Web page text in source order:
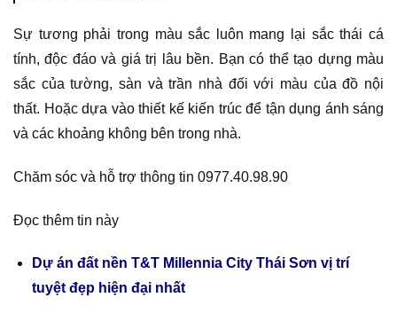
Sự tương phải trong màu sắc luôn mang lại sắc thái cá
tính, độc đáo và giá trị lâu bền. Bạn có thể tạo dựng màu
sắc của tường, sàn và trần nhà đối với màu của đồ nội
thất. Hoặc dựa vào thiết kế kiến trúc để tận dụng ánh sáng
và các khoảng không bên trong nhà.
Chăm sóc và hỗ trợ thông tin 0977.40.98.90
Đọc thêm tin này
Dự án đất nền T&T Millennia City Thái Sơn vị trí
tuyệt đẹp hiện đại nhất